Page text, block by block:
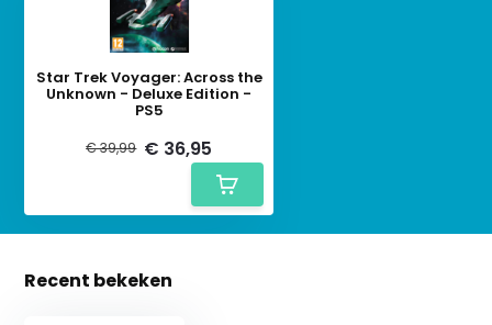
Star Trek Voyager: Across the
Unknown - Deluxe Edition -
PS5
€ 39,99 € 36,95
Recent bekeken